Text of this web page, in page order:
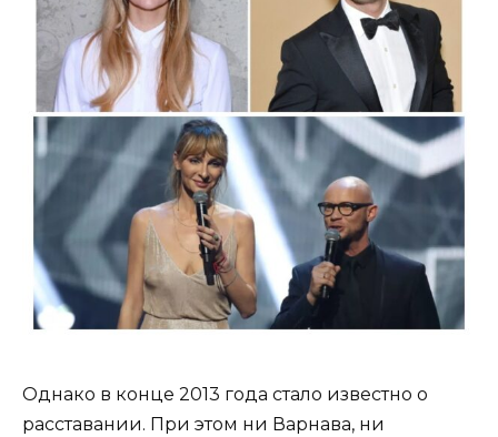
Однако в конце 2013 года стало известно о
расставании. При этом ни Варнава, ни